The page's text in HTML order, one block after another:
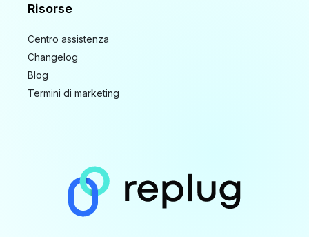
Risorse
Centro assistenza
Changelog
Blog
Termini di marketing